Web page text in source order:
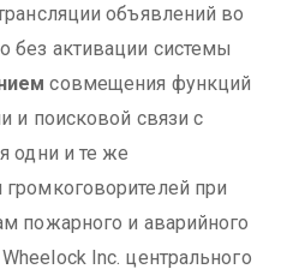
объявлений во
без активации системы
совмещения функций
и поисковой связи с
одни и те же
при
пожарного и аварийного
Inc. центрального